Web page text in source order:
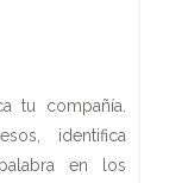
tu compañía.
identifica
en los